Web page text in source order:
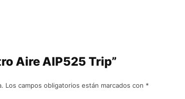
Aire AIP525 Trip”
Los campos obligatorios están marcados con *